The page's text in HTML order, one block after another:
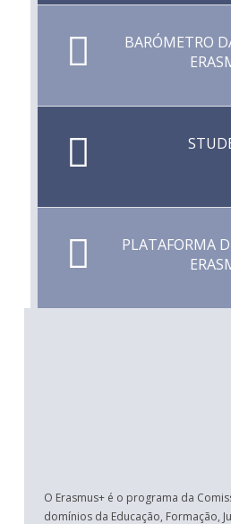
BARÓMETRO
PLATAFORMA
O Erasmus+ é o programa da
domínios da Educação, Formação,